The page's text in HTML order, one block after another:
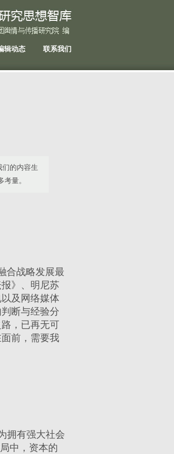
辑动态 联系我们
的内容生
量。
合战略发展最
》、明尼苏
及网络媒体
断与经验分
，已再无可
前，需要我
拥有强大社会
中，资本的